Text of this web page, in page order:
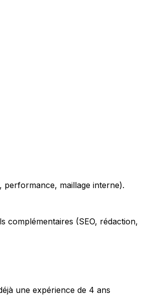
performance, maillage interne).
complémentaires (SEO, rédaction,
une expérience de 4 ans